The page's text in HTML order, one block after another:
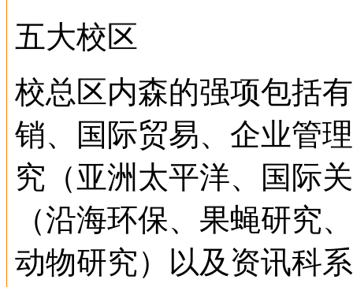
五大校区
校总区内森的强项包括
销、国际贸易、企业管
究（亚洲太平洋、国际
（沿海环保、果蝇研究
动物研究）以及资讯科